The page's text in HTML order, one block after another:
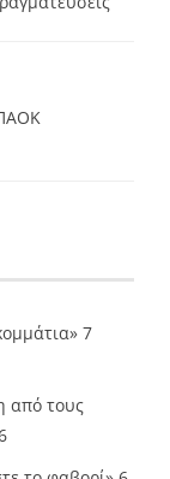
7
από τους